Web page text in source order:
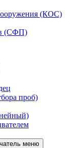
(КОС)
(СФП)
проб)
меню